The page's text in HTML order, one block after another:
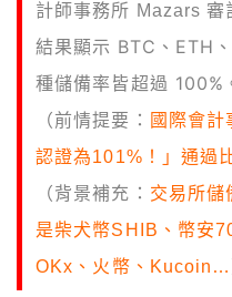
計師事務所 Mazars 審
結果顯示 BTC、ETH
種儲備率皆超過 100%
（前情提要：
國際會
認證為101%！」通過
（背景補充： 交易所
是柴犬幣SHIB、幣安
OKx、火幣、Kucoin…